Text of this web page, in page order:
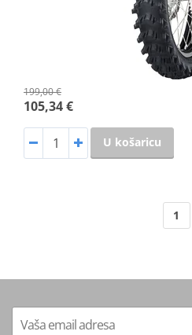
199,00 €
105,34 €
U košaricu
1